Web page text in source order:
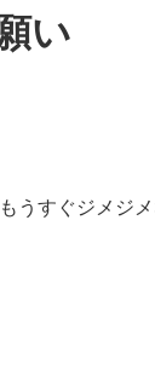
い
うすぐジメジ